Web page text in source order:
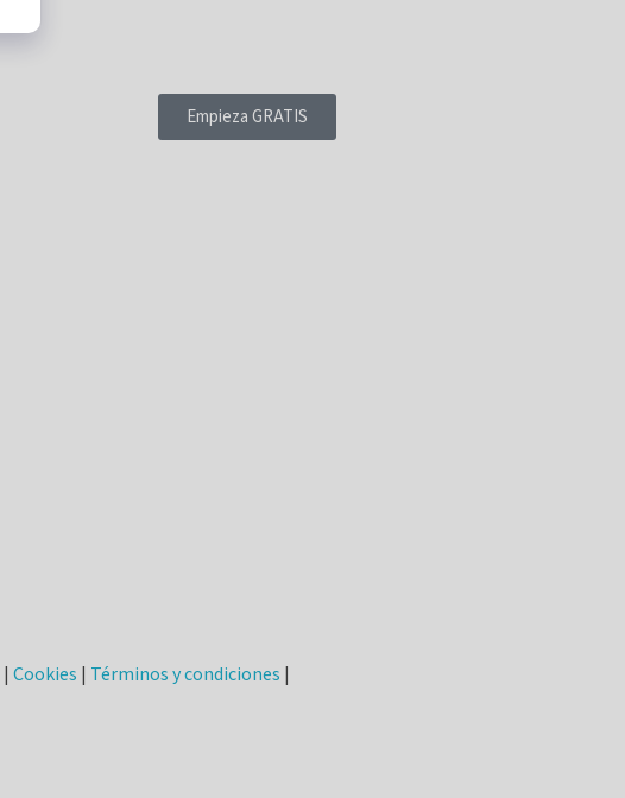
Empieza GRATIS
| Cookies | Términos y condiciones |